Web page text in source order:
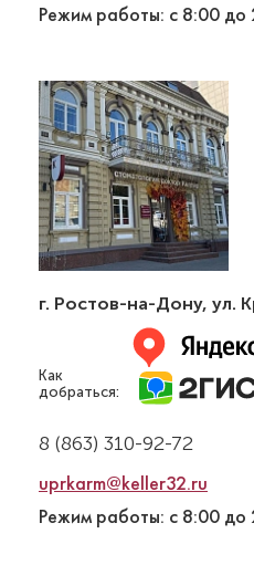
Режим работы: с 8:00 до
г. Ростов-на-Дону, ул.
Как
добраться:
8 (863) 310-92-72
uprkarm@keller32.ru
Режим работы: с 8:00 до